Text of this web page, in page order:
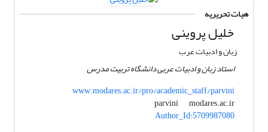
هیات تحریریه
خلیل پروینی
زبان و ادبیات عرب
استاد زبان و ادبیات عربی دانشگاه تربیت مدرس
www.modares.ac.ir/pro/academic_staff/parvini
parvini
modares.ac.ir
Author_Id:5709987080